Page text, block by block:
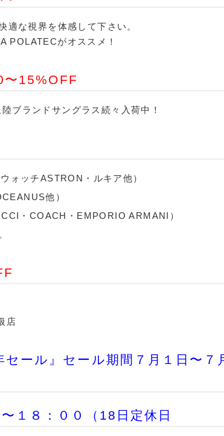
適な視界を体感して下さい。
POLATECがオススメ！
15%OFF
ブランドサングラス続々入荷中！
ォッチASTRON・ルキア他）
他）
・COACH・EMPORIO ARMANI）
店
ール』セール期間７月１日〜７
１８：００（18日定休日